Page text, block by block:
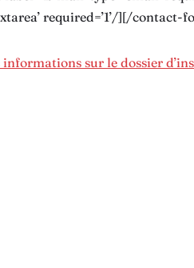
required=’1’/][/contact-
sur le dossier